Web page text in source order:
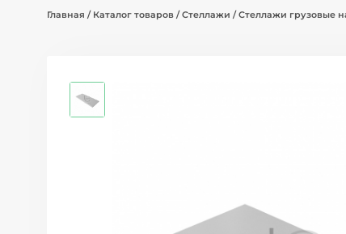
Главная / Каталог товаров /Стеллажи /Стеллажи грузовые